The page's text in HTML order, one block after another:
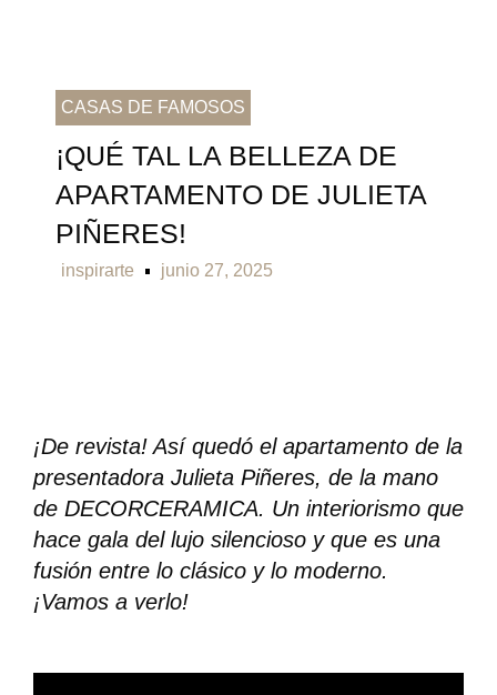
CASAS DE FAMOSOS
¡QUÉ TAL LA BELLEZA DE
APARTAMENTO DE JULIETA
PIÑERES!
inspirarte junio 27, 2025
¡De revista! Así quedó el apartamento de la
presentadora Julieta Piñeres, de la mano
de DECORCERAMICA. Un interiorismo que
hace gala del lujo silencioso y que es una
fusión entre lo clásico y lo moderno.
¡Vamos a verlo!